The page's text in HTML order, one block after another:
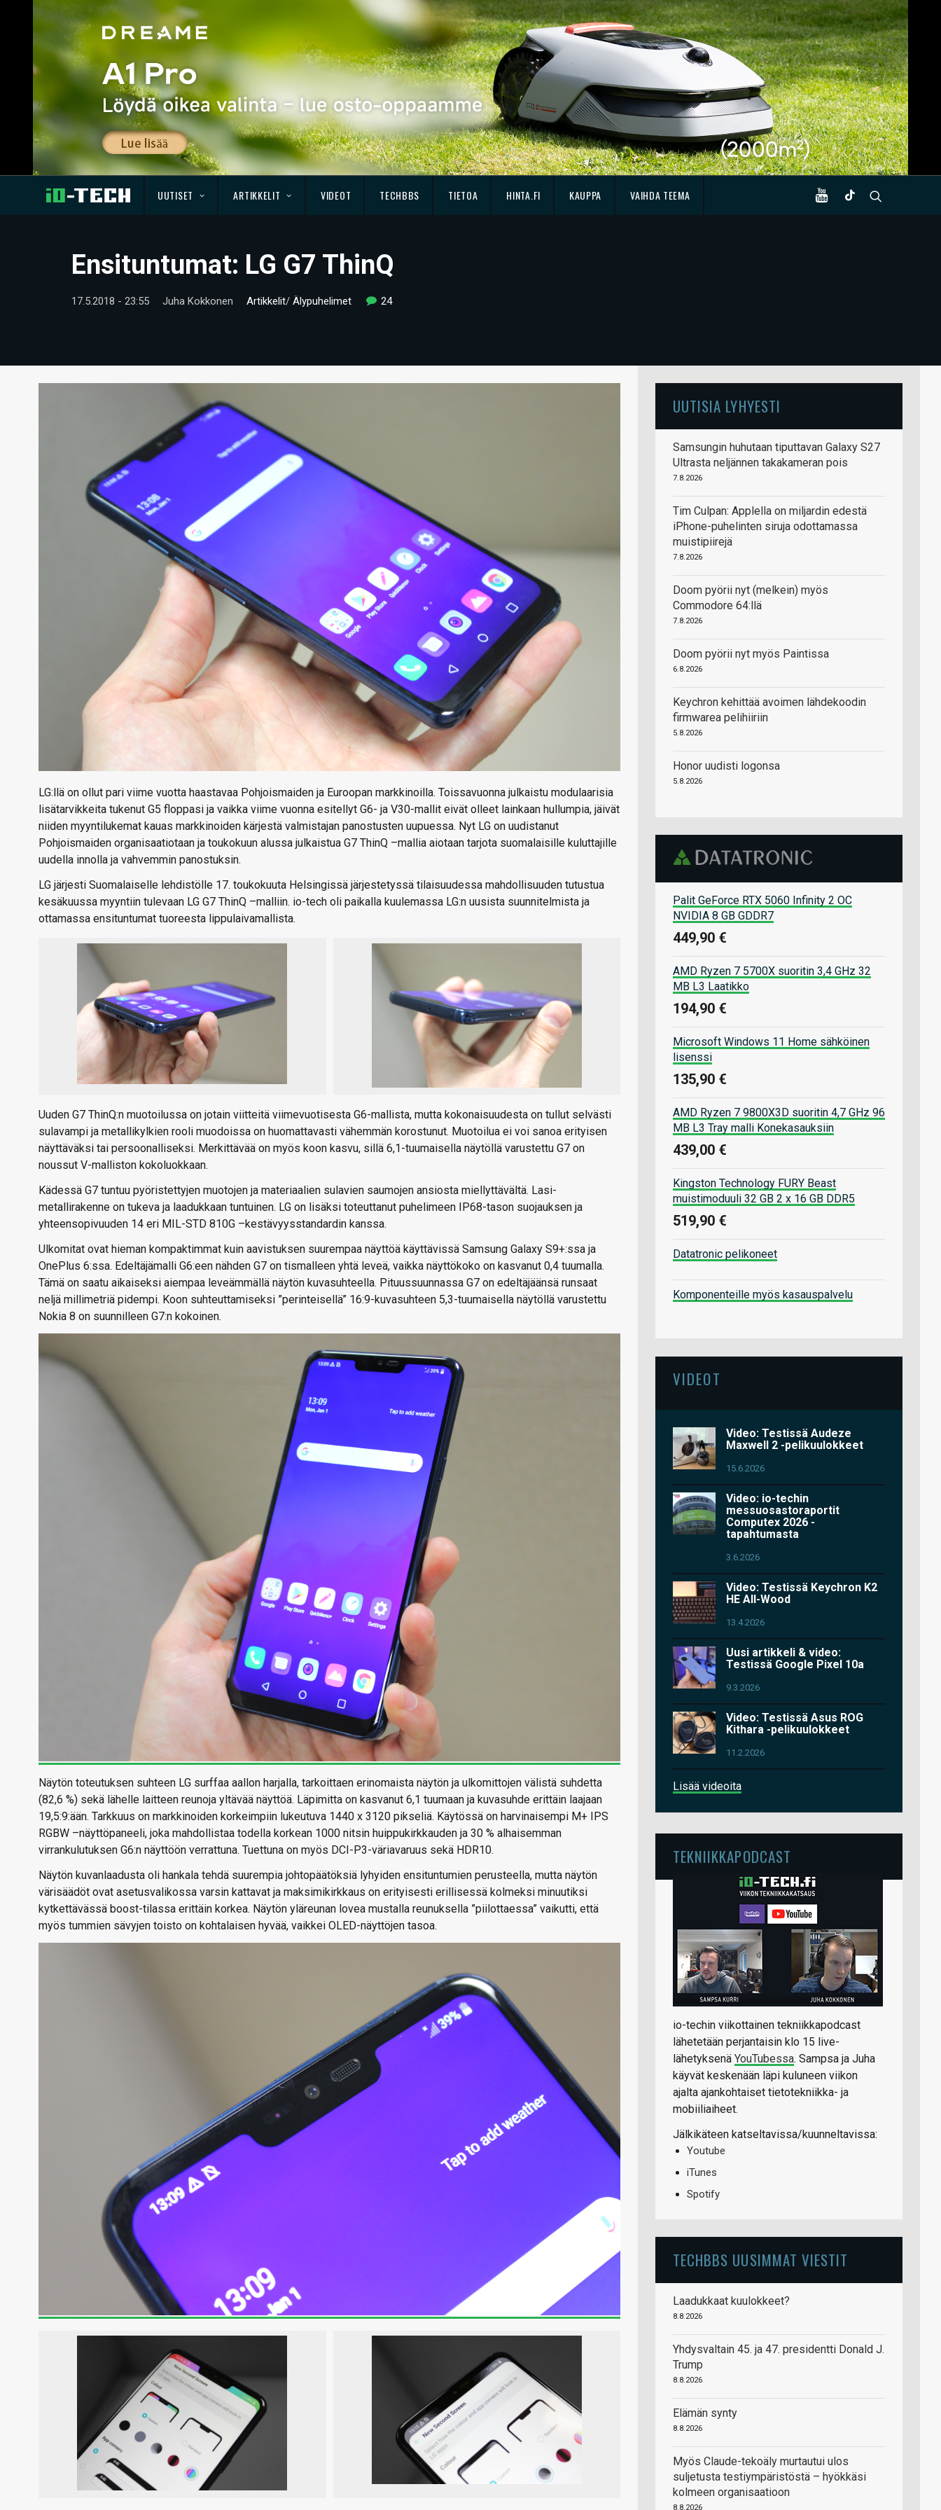
UUTISET ARTIKKELIT VIDEOT TECHBBS TIETOA HINTA.FI KAUPPA VAIHDA TEEMA
Ensituntumat: LG G7 ThinQ
17.5.2018 - 23:55 Juha Kokkonen Artikkelit/ Älypuhelimet 24
LG:llä on ollut pari viime vuotta haastavaa Pohjoismaiden ja Euroopan markkinoilla. Toissavuonna julkaistu modulaarisia
lisätarvikkeita tukenut G5 floppasi ja vaikka viime vuonna esitellyt G6- ja V30-mallit eivät olleet lainkaan hullumpia, jäivät
niiden myyntilukemat kauas markkinoiden kärjestä valmistajan panostusten uupuessa. Nyt LG on uudistanut
Pohjoismaiden organisaatiotaan ja toukokuun alussa julkaistua G7 ThinQ –mallia aiotaan tarjota suomalaisille kuluttajille
uudella innolla ja vahvemmin panostuksin.
LG järjesti Suomalaiselle lehdistölle 17. toukokuuta Helsingissä järjestetyssä tilaisuudessa mahdollisuuden tutustua
kesäkuussa myyntiin tulevaan LG G7 ThinQ –malliin. io-tech oli paikalla kuulemassa LG:n uusista suunnitelmista ja
ottamassa ensituntumat tuoreesta lippulaivamallista.
Uuden G7 ThinQ:n muotoilussa on jotain viitteitä viimevuotisesta G6-mallista, mutta kokonaisuudesta on tullut selvästi
sulavampi ja metallikylkien rooli muodoissa on huomattavasti vähemmän korostunut. Muotoilua ei voi sanoa erityisen
näyttäväksi tai persoonalliseksi. Merkittävää on myös koon kasvu, sillä 6,1-tuumaisella näytöllä varustettu G7 on
noussut V-malliston kokoluokkaan.
Kädessä G7 tuntuu pyöristettyjen muotojen ja materiaalien sulavien saumojen ansiosta miellyttävältä. Lasi-
metallirakenne on tukeva ja laadukkaan tuntuinen. LG on lisäksi toteuttanut puhelimeen IP68-tason suojauksen ja
yhteensopivuuden 14 eri MIL-STD 810G –kestävyysstandardin kanssa.
Ulkomitat ovat hieman kompaktimmat kuin aavistuksen suurempaa näyttöä käyttävissä Samsung Galaxy S9+:ssa ja
OnePlus 6:ssa. Edeltäjämalli G6:een nähden G7 on tismalleen yhtä leveä, vaikka näyttökoko on kasvanut 0,4 tuumalla.
Tämä on saatu aikaiseksi aiempaa leveämmällä näytön kuvasuhteella. Pituussuunnassa G7 on edeltäjäänsä runsaat
neljä millimetriä pidempi. Koon suhteuttamiseksi ”perinteisellä” 16:9-kuvasuhteen 5,3-tuumaisella näytöllä varustettu
Nokia 8 on suunnilleen G7:n kokoinen.
Näytön toteutuksen suhteen LG surffaa aallon harjalla, tarkoittaen erinomaista näytön ja ulkomittojen välistä suhdetta
(82,6 %) sekä lähelle laitteen reunoja yltävää näyttöä. Läpimitta on kasvanut 6,1 tuumaan ja kuvasuhde erittäin laajaan
19,5:9:ään. Tarkkuus on markkinoiden korkeimpiin lukeutuva 1440 x 3120 pikseliä. Käytössä on harvinaisempi M+ IPS
RGBW –näyttöpaneeli, joka mahdollistaa todella korkean 1000 nitsin huippukirkkauden ja 30 % alhaisemman
virrankulutuksen G6:n näyttöön verrattuna. Tuettuna on myös DCI-P3-väriavaruus sekä HDR10.
Näytön kuvanlaadusta oli hankala tehdä suurempia johtopäätöksiä lyhyiden ensituntumien perusteella, mutta näytön
värisäädöt ovat asetusvalikossa varsin kattavat ja maksimikirkkaus on erityisesti erillisessä kolmeksi minuutiksi
kytkettävässä boost-tilassa erittäin korkea. Näytön yläreunan lovea mustalla reunuksella ”piilottaessa” vaikutti, että
myös tummien sävyjen toisto on kohtalaisen hyvää, vaikkei OLED-näyttöjen tasoa.
UUTISIA LYHYESTI
Samsungin huhutaan tiputtavan Galaxy S27
Ultrasta neljännen takakameran pois
7.8.2026
Tim Culpan: Applella on miljardin edestä
iPhone-puhelinten siruja odottamassa
muistipiirejä
7.8.2026
Doom pyörii nyt (melkein) myös
Commodore 64:llä
7.8.2026
Doom pyörii nyt myös Paintissa
6.8.2026
Keychron kehittää avoimen lähdekoodin
firmwarea pelihiiriin
5.8.2026
Honor uudisti logonsa
5.8.2026
Palit GeForce RTX 5060 Infinity 2 OC
NVIDIA 8 GB GDDR7
449,90 €
AMD Ryzen 7 5700X suoritin 3,4 GHz 32
MB L3 Laatikko
194,90 €
Microsoft Windows 11 Home sähköinen
lisenssi
135,90 €
AMD Ryzen 7 9800X3D suoritin 4,7 GHz 96
MB L3 Tray malli Konekasauksiin
439,00 €
Kingston Technology FURY Beast
muistimoduuli 32 GB 2 x 16 GB DDR5
519,90 €
Datatronic pelikoneet
Komponenteille myös kasauspalvelu
VIDEOT
Video: Testissä Audeze
Maxwell 2 -pelikuulokkeet
15.6.2026
Video: io-techin
messuosastoraportit
Computex 2026 -
tapahtumasta
3.6.2026
Video: Testissä Keychron K2
HE All-Wood
13.4.2026
Uusi artikkeli & video:
Testissä Google Pixel 10a
9.3.2026
Video: Testissä Asus ROG
Kithara -pelikuulokkeet
11.2.2026
Lisää videoita
TEKNIIKKAPODCAST
io-techin viikottainen tekniikkapodcast
lähetetään perjantaisin klo 15 live-
lähetyksenä YouTubessa. Sampsa ja Juha
käyvät keskenään läpi kuluneen viikon
ajalta ajankohtaiset tietotekniikka- ja
mobiiliaiheet.
Jälkikäteen katseltavissa/kuunneltavissa:
Youtube
iTunes
Spotify
TECHBBS UUSIMMAT VIESTIT
Laadukkaat kuulokkeet?
8.8.2026
Yhdysvaltain 45. ja 47. presidentti Donald J.
Trump
8.8.2026
Elämän synty
8.8.2026
Myös Claude-tekoäly murtautui ulos
suljetusta testiympäristöstä – hyökkäsi
kolmeen organisaatioon
8.8.2026